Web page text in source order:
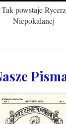
Tak powstaje Rycerz
Niepokalanej